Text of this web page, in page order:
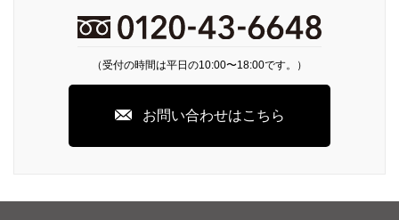
（受付の時間は平日の10:00〜18:00です。）
お問い合わせはこちら